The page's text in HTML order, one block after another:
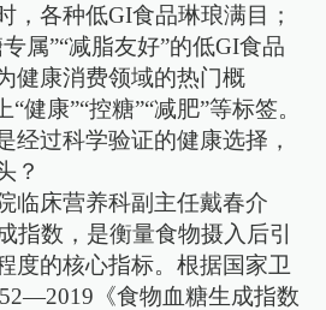
，各种低GI食品琳琅满目；
属”“减脂友好”的低GI食品
健康消费领域的热门概
健康”“控糖”“减肥”等标签。
经过科学验证的健康选择，
？
临床营养科副主任戴春介
指数，是衡量食物摄入后引
度的核心指标。根据国家卫
《食物血糖生成指数